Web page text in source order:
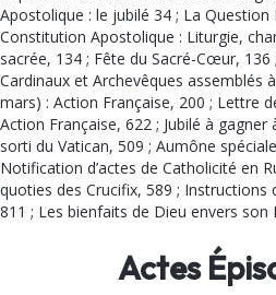
Apostolique : le jubilé 34 ; La Question
Constitu­tion Apostolique : Liturgie,
sacrée, 134 ; Fête du Sacré-Cœur, 136
Cardi­naux et Archevêques assemblés
mars) : Action Française, 200 ; Lettre
Action Française, 622 ; Ju­bilé à
sorti du Vatican, 509 ; Aumône
Notification d’actes de Catholicité en
quoties des Crucifix, 589 ; Instructions
811 ; Les bienfaits de Dieu envers son
Actes